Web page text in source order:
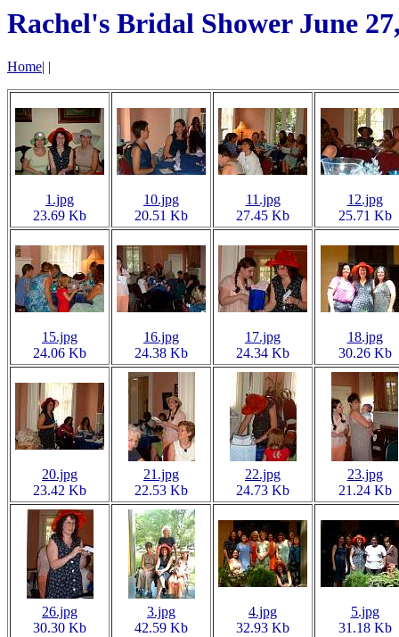
Rachel's Bridal Shower June
Home| |
1.jpg
23.69 Kb
10.jpg
20.51 Kb
11.jpg
27.45 Kb
12.jpg
25.71 Kb
15.jpg
24.06 Kb
16.jpg
24.38 Kb
17.jpg
24.34 Kb
18.jpg
30.26 Kb
20.jpg
23.42 Kb
21.jpg
22.53 Kb
22.jpg
24.73 Kb
23.jpg
21.24 Kb
26.jpg
30.30 Kb
3.jpg
42.59 Kb
4.jpg
32.93 Kb
5.jpg
31.18 Kb